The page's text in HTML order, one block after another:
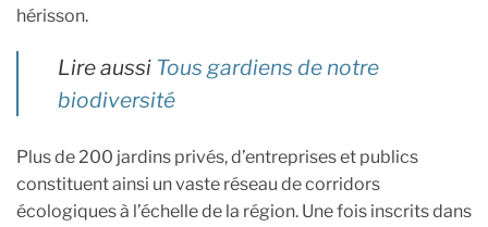
hérisson.
Lire aussi Tous gardiens de notre
biodiversité
Plus de 200 jardins privés, d’entreprises et publics
constituent ainsi un vaste réseau de corridors
écologiques à l’échelle de la région. Une fois inscrits dans